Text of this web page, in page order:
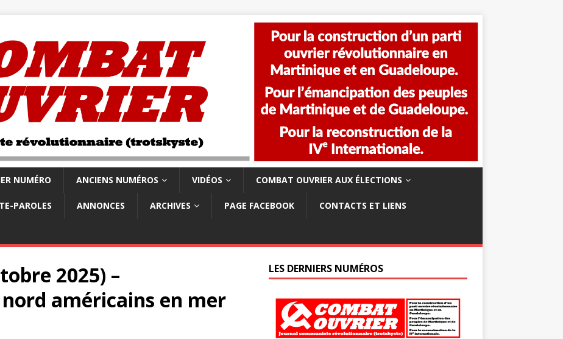
NUMÉRO ANCIENS NUMÉROS VIDÉOS COMBAT OUVRIER AUX ÉLECTIONS
PAROLES ANNONCES ARCHIVES PAGE FACEBOOK CONTACTS ET LIENS
2025) –
américains en mer
LES DERNIERS NUMÉROS